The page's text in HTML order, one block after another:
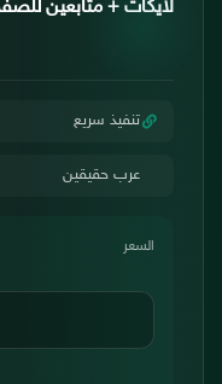
لايكات + متابعين
تنفيذ سريع
عرب حقيقين
السعر